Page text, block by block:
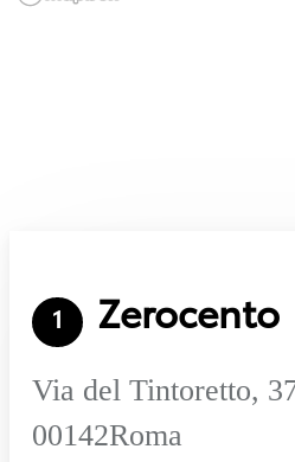
1 Zerocento
Via del Tintoretto,
00142Roma